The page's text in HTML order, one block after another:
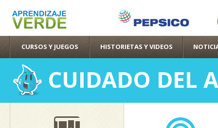
CURSOS Y JUEGOS HISTORIETAS Y VIDEOS
CUIDADO DEL